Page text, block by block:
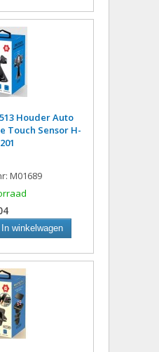
Houder Auto
Touch Sensor H-
M01689
In winkelwagen